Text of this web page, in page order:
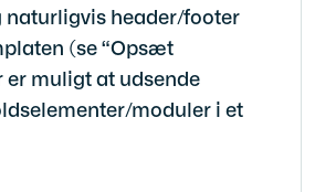
naturligvis header/footer
(se “Opsæt
er muligt at udsende
moduler i et